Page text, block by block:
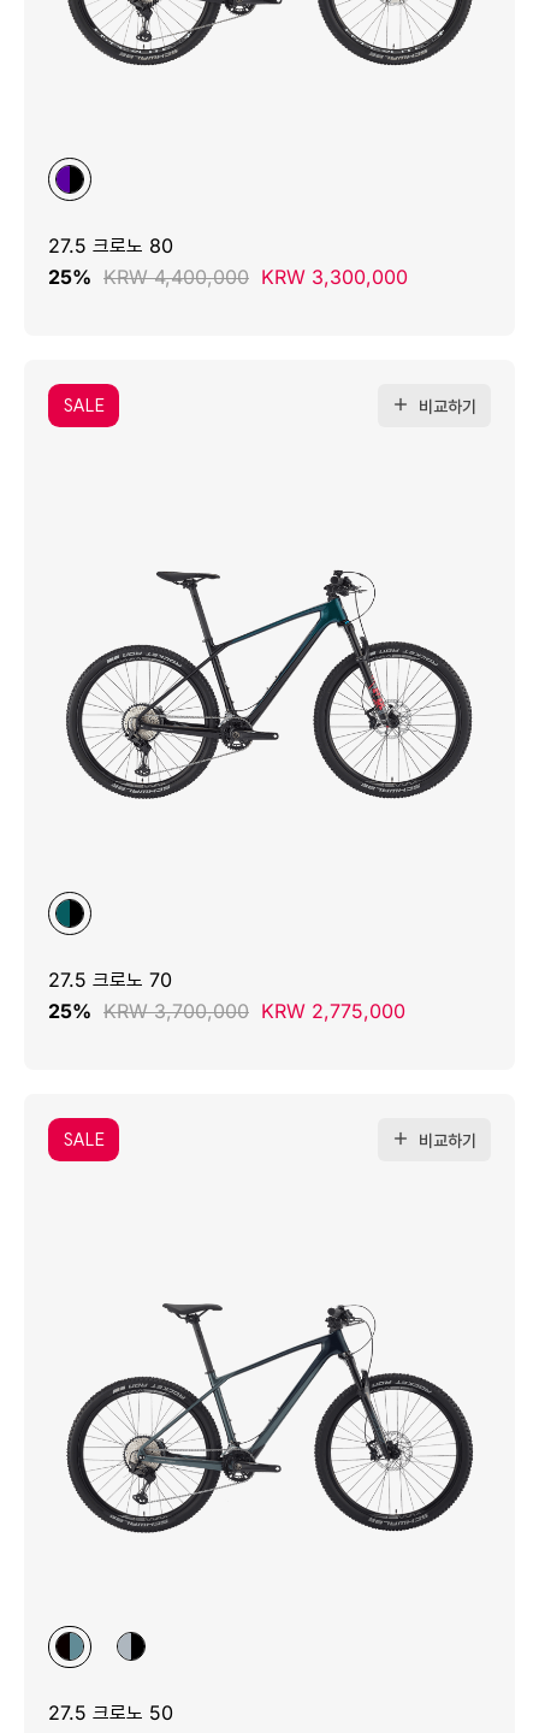
27.5 크로노 80
25% KRW 4,400,000 KRW 3,300,000
SALE 비교하기
27.5 크로노 70
25% KRW 3,700,000 KRW 2,775,000
SALE 비교하기
27.5 크로노 50